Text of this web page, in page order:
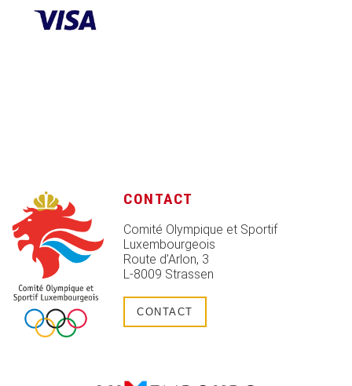
CONTACT
Comité Olympique et Sportif
Luxembourgeois
Route d’Arlon, 3
L-8009 Strassen
CONTACT